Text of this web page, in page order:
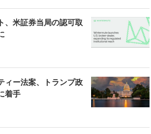
、米証券当局の認可取
ィー法案、トランプ政
着手